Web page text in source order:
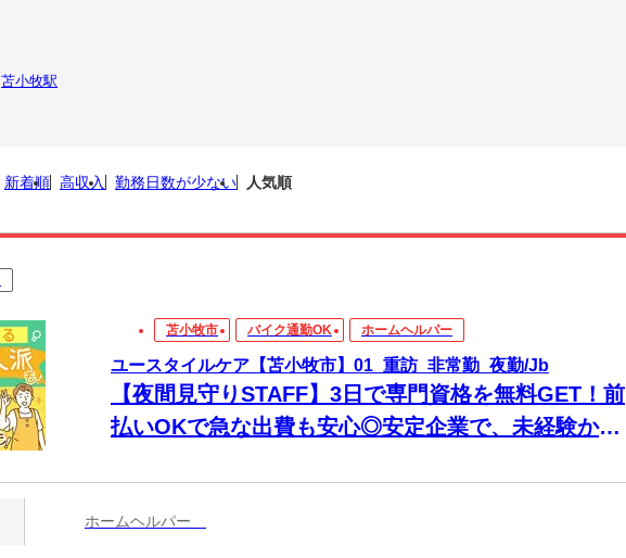
苫小牧駅
新着順 高収入 勤務日数が少ない 人気順
苫小牧市 バイク通勤OK ホームヘルパー
ユースタイルケア【苫小牧市】01_重訪_非常勤_夜勤/Jb
【夜間見守りSTAFF】3日で専門資格を無料GET！前
払いOKで急な出費も安心◎安定企業で、未経験から
ホームヘルパー